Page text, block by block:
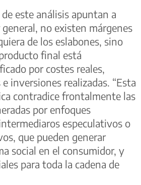
este análisis apuntan a
no existen márgenes
de los eslabones, sino
final está
por costes reales,
inversiones realizadas. “Esta
contradice frontalmente las
por enfoques
especulativos o
que pueden generar
social en el consumidor, y
para toda la cadena de